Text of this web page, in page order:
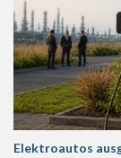
Elektroautos